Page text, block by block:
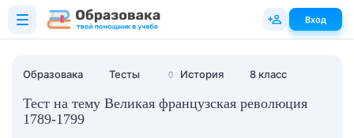
Образовака Тесты 🏺 История 8 класс
Тест на тему Великая французская революция
1789-1799
Вход